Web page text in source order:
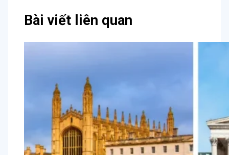
Bài viết liên quan